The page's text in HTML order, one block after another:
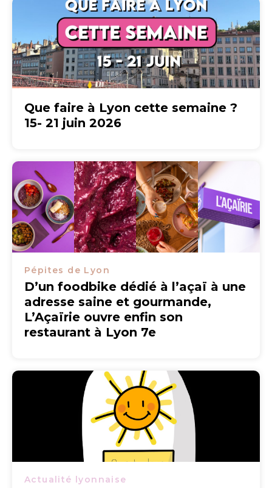
Que faire à Lyon cette semaine ?
15- 21 juin 2026
Pépites de Lyon
D’un foodbike dédié à l’açaï à une
adresse saine et gourmande,
L’Açaïrie ouvre enfin son
restaurant à Lyon 7e
Actualité lyonnaise